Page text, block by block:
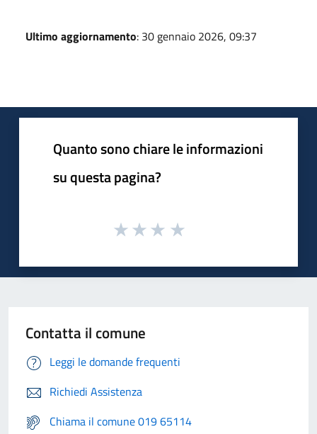
Ultimo aggiornamento: 30 gennaio 2026, 09:37
Quanto sono chiare le informazioni
su questa pagina?
Contatta il comune
Leggi le domande frequenti
Richiedi Assistenza
Chiama il comune 019 65114